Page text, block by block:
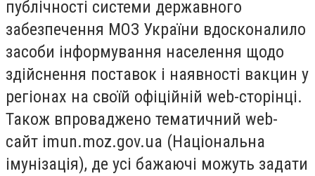
публічності системи державного
забезпечення МОЗ України вдосконалило
засоби інформування населення щодо
здійснення поставок і наявності вакцин у
регіонах на своїй офіційній web-сторінці.
Також впроваджено тематичний web-
сайт imun.moz.gov.ua (Національна
імунізація), де усі бажаючі можуть задати